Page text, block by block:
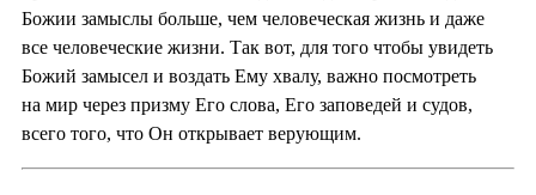
Божии замыслы больше, чем человеческая жизнь и даже
все человеческие жизни. Так вот, для того чтобы увидеть
Божий замысел и воздать Ему хвалу, важно посмотреть
на мир через призму Его слова, Его заповедей и судов,
всего того, что Он открывает верующим.